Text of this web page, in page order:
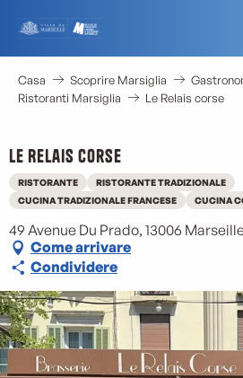
contenu
principal
Casa Scoprire Marsiglia
Ristoranti Marsiglia
Le Relais corse
Le Relais corse
RISTORANTE
RISTORANTE TRADIZIONALE
CUCINA TRADIZIONALE FRANCESE
CUCINA
49 Avenue Du Prado, 13006
Come arrivare
Condividere